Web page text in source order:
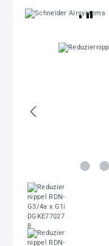
Durchschnittliche
Bildergalerie überspringen